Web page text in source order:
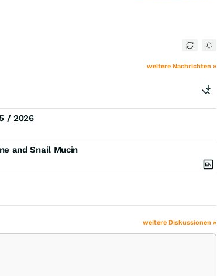
weitere Nachrichten »
/ 2026
and Snail Mucin
weitere Diskussionen »